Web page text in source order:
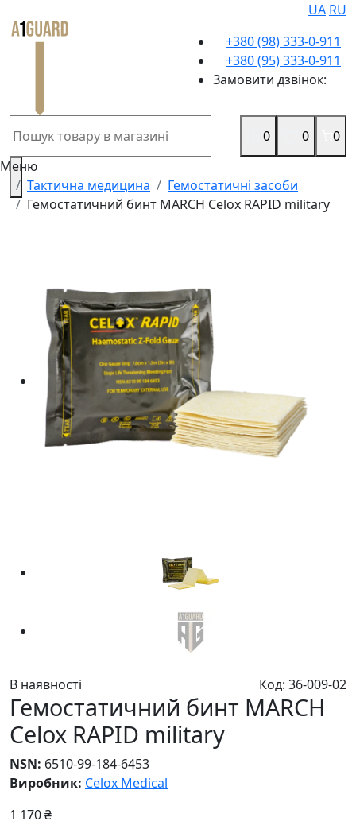
UA RU
+380 (98) 333-0-911
+380 (95) 333-0-911
Замовити дзвінок:
0 0
0
Меню
Тактична медицина
Гемостатичні засоби
Гемостатичний бинт MARCH Celox RAPID military
В наявності Код: 36-009-02
Гемостатичний бинт MARCH
Celox RAPID military
NSN: 6510-99-184-6453
Виробник: Celox Medical
1 170 ₴